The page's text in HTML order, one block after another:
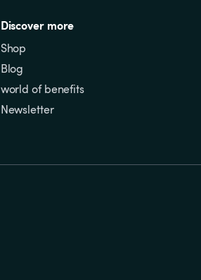
Discover more
Shop
Blog
world of benefits
Newsletter